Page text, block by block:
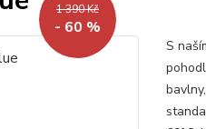
1 390 Kč
- 60 %
S